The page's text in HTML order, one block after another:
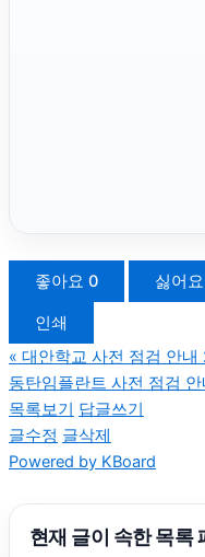
좋아요 0 싫어요
인쇄
« 대안학교 사전 점검 안
동탄임플란트 사전 점검
목록보기 답글쓰기
글수정 글삭제
Powered by KBoard
현재 글이 속한 목록